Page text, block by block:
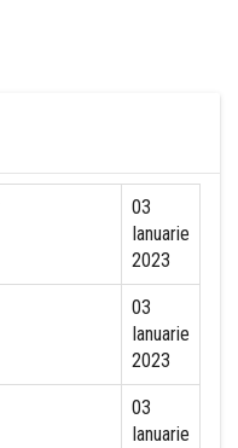
03
Ianuarie
2023
03
Ianuarie
2023
03
Ianuarie